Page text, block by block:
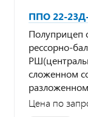
ППО 22-
Полуприцеп
рессорно-
сложенном
Цена по